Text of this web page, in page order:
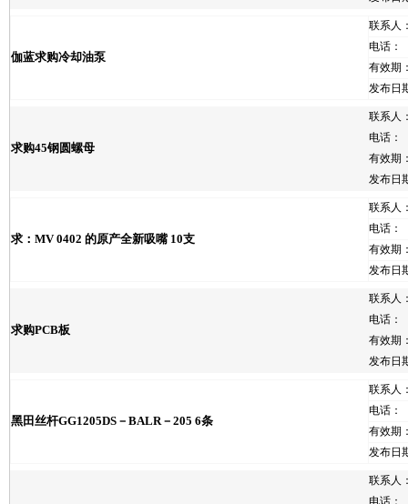
伽蓝求购冷却油泵
联系人
电话：
有效期
发布日
求购45钢圆螺母
联系人
电话：
有效期
发布日
求：MV 0402 的原产全新吸嘴 10支
联系人
电话：
有效期
发布日
求购PCB板
联系人
电话：
有效期
发布日
黑田丝杆GG1205DS－BALR－205 6条
联系人
电话：
有效期
发布日
联系人
电话：